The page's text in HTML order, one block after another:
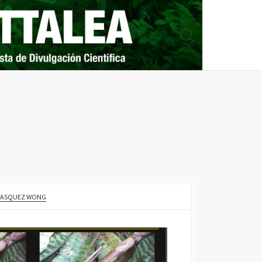
Search
Toggle
WONG